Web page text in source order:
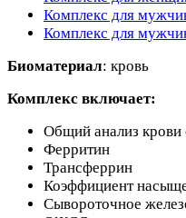
Комплекс для
Комплекс для
Биоматериал: кровь
Комплекс включает:
Общий анализ
Ферритин
Трансферрин
Коэффициент
Сывороточное